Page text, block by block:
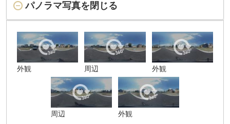
パノラマ写真を閉じる
外観 周辺 外観
周辺 外観